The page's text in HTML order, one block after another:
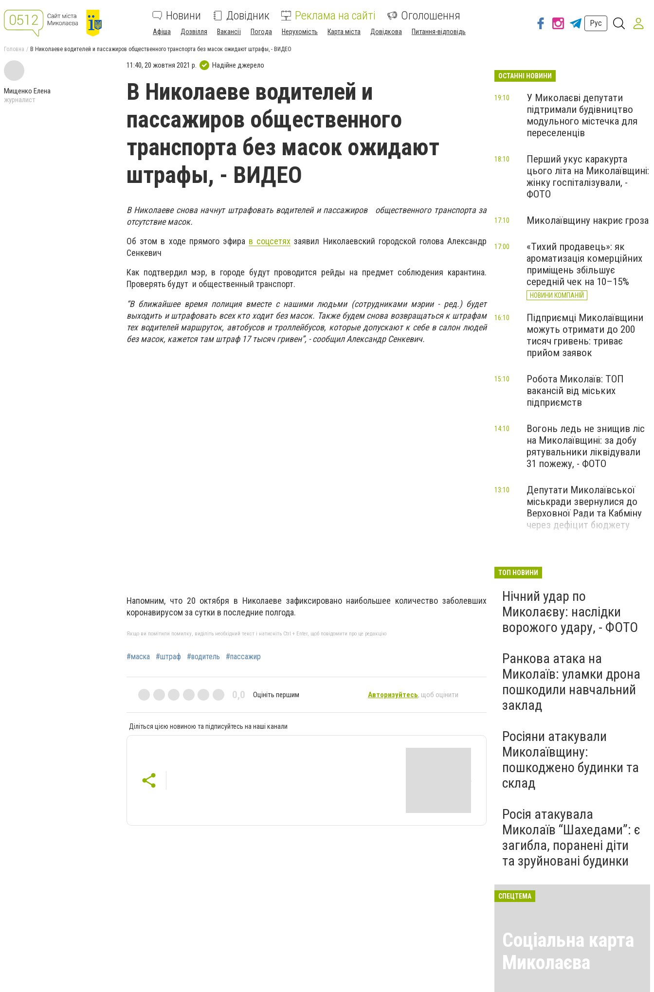
Новини Довідник Реклама на сайті Оголошення
Афіша Дозвілля Вакансії Погода Нерухомість Карта міста Довідкова Питання-відповідь
Рус
Головна В Николаеве водителей и пассажиров общественного транспорта без масок ожидают штрафы, - ВИДЕО
Мищенко Елена
журналист
11:40, 20 жовтня 2021 р. Надійне джерело
В Николаеве водителей и
пассажиров общественного
транспорта без масок ожидают
штрафы, - ВИДЕО
В Николаеве снова начнут штрафовать водителей и пассажиров общественного транспорта за
отсутствие масок.
Об этом в ходе прямого эфира в соцсетях заявил Николаевский городской голова Александр
Сенкевич
Как подтвердил мэр, в городе будут проводится рейды на предмет соблюдения карантина.
Проверять будут и общественный транспорт.
“В ближайшее время полиция вместе с нашими людьми (сотрудниками мэрии - ред.) будет
выходить и штрафовать всех кто ходит без масок. Также будем снова возвращаться к штрафам
тех водителей маршруток, автобусов и троллейбусов, которые допускают к себе в салон людей
без масок, кажется там штраф 17 тысяч гривен”, - сообщил Александр Сенкевич.
Напомним, что 20 октября в Николаеве зафиксировано наибольшее количество заболевших
коронавирусом за сутки в последние полгода.
Якщо ви помітили помилку, виділіть необхідний текст і натисніть Ctrl + Enter, щоб повідомити про це редакцію
#маска #штраф #водитель #пассажир
0,0 Оцініть першим Авторизуйтесь, щоб оцінити
Діліться цією новиною та підписуйтесь на наші канали
ОСТАННІ НОВИНИ
У Миколаєві депутати
підтримали будівництво
модульного містечка для
переселенців
19:10
Перший укус каракурта
цього літа на Миколаївщині:
жінку госпіталізували, -
ФОТО
18:10
Миколаївщину накриє гроза
17:10
«Тихий продавець»: як
ароматизація комерційних
приміщень збільшує
середній чек на 10–15%
НОВИНИ КОМПАНІЙ
17:00
Підприємці Миколаївщини
можуть отримати до 200
тисяч гривень: триває
прийом заявок
16:10
Робота Миколаїв: ТОП
вакансій від міських
підприємств
15:10
Вогонь ледь не знищив ліс
на Миколаївщині: за добу
рятувальники ліквідували
31 пожежу, - ФОТО
14:10
Депутати Миколаївської
міськради звернулися до
Верховної Ради та Кабміну
через дефіцит бюджету
13:10
ТОП НОВИНИ
Нічний удар по
Миколаєву: наслідки
ворожого удару, - ФОТО
Ранкова атака на
Миколаїв: уламки дрона
пошкодили навчальний
заклад
Росіяни атакували
Миколаївщину:
пошкоджено будинки та
склад
Росія атакувала
Миколаїв “Шахедами”: є
загибла, поранені діти
та зруйновані будинки
СПЕЦТЕМА
Соціальна карта
Миколаєва